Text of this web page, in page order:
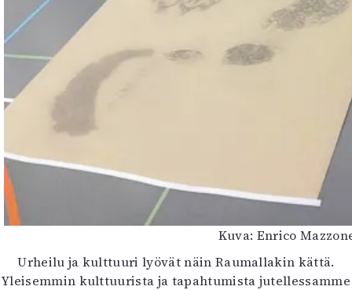
Kuva: Enrico
Urheilu ja kulttuuri lyövät näin Raumallakin kättä.
Yleisemmin kulttuurista ja tapahtumista jutellessamme